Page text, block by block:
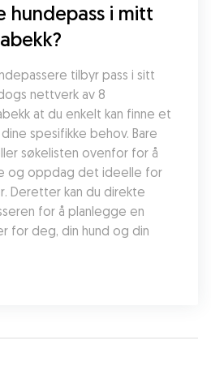
hundepass i mitt
tilbyr pass i sitt
nettverk av 8
at du enkelt kan finne et
spesifikke behov. Bare
søkelisten ovenfor for å
og oppdag det ideelle for
Deretter kan du direkte
for å planlegge en
for deg, din hund og din